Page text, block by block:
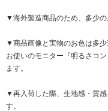
▼海外製造商品のため、多少の
▼商品画像と実物のお色は多
お使いのモニター『明るさコ
ます。
▼再入荷した際、生地感・質
す。